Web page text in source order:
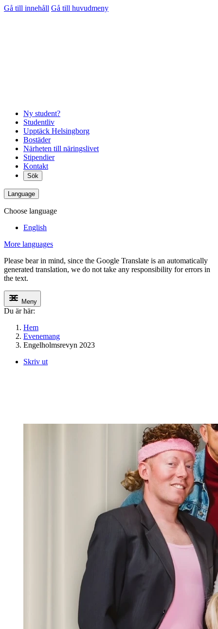
Gå till innehåll Gå till huvudmeny
Ny student?
Studentliv
Upptäck Helsingborg
Bostäder
Närheten till näringslivet
Stipendier
Kontakt
Sök
Language
Choose language
English
More languages
Please bear in mind, since the Google Translate is an automatically
generated translation, we do not take any responsibility for errors in
the text.
Meny
Du är här:
Hem
Evenemang
Engelholmsrevyn 2023
Skriv ut